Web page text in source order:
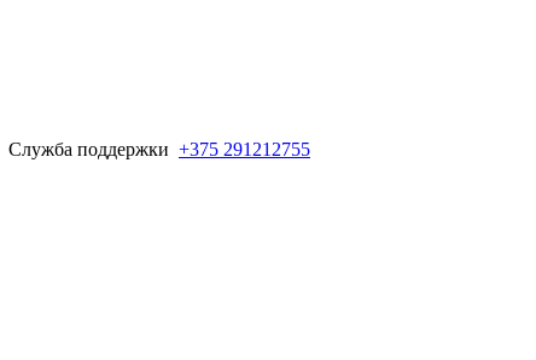
Служба поддержки +375 291212755